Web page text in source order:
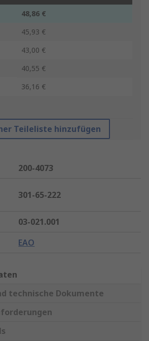
48,86 €
45,93 €
43,00 €
40,55 €
36,16 €
Teileliste hinzufügen
200-4073
301-65-222
03-021.001
EAO
technische Dokumente